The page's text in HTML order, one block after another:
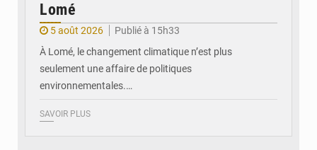
Lomé
5 août 2026
Publié à 15h33
À Lomé, le changement climatique n’est plus
seulement une affaire de politiques
environnementales.…
SAVOIR PLUS